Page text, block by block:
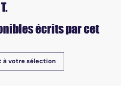
écrits par cet
à votre sélection